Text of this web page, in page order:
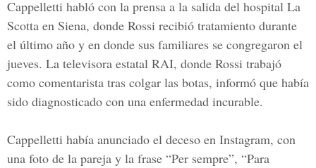
Cappelletti habló con la prensa a la salida del hospital La
Scotta en Siena, donde Rossi recibió tratamiento durante
el último año y en donde sus familiares se congregaron el
jueves. La televisora estatal RAI, donde Rossi trabajó
como comentarista tras colgar las botas, informó que había
sido diagnosticado con una enfermedad incurable.
Cappelletti había anunciado el deceso en Instagram, con
una foto de la pareja y la frase “Per sempre”, “Para